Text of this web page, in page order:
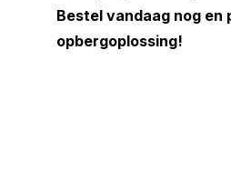
Bestel vandaag nog
opbergoplossing!